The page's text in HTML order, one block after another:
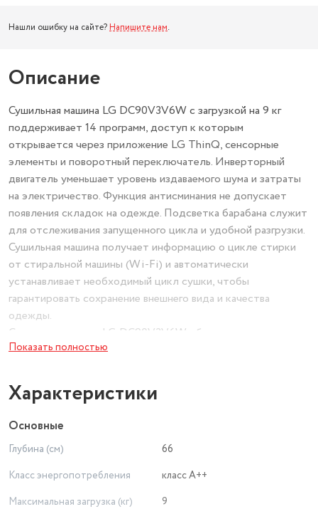
Нашли ошибку на сайте? Напишите нам.
Описание
Сушильная машина LG DC90V3V6W с загрузкой на 9 кг
поддерживает 14 программ, доступ к которым
открывается через приложение LG ThinQ, сенсорные
элементы и поворотный переключатель. Инверторный
двигатель уменьшает уровень издаваемого шума и затраты
на электричество. Функция антисминания не допускает
появления складок на одежде. Подсветка барабана служит
для отслеживания запущенного цикла и удобной разгрузки.
Сушильная машина получает информацию о цикле стирки
от стиральной машины (Wi-Fi) и автоматически
устанавливает необходимый цикл сушки, чтобы
гарантировать сохранение внешнего вида и качества
одежды.
Сушильная машина LG DC90V3V6W обладает
конденсатором, который автоматически очищается от
настройках. Опция отложенного запуска позволяет
устройству приступить к работе в конкретный временной
интервал. Определение уровня влажности и установка
режиме.
Для придания изящного дизайна и долговечности
Дверь сушильной машины может быть установлена как с
Показать полностью
Характеристики
Основные
Глубина (см)
66
Класс энергопотребления
класс A++
Максимальная загрузка (кг)
9